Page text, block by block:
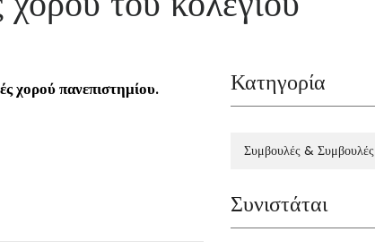
χορού πανεπιστημίου. Κατηγορία
Συμβουλές & Συμβουλές
Συνιστάται